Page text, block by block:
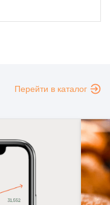
Перейти в каталог